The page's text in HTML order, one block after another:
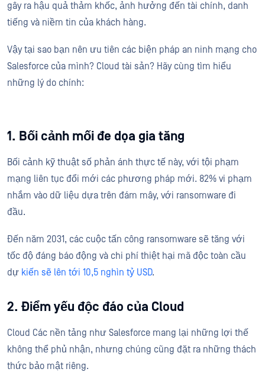
gây ra hậu quả thảm khốc, ảnh hưởng đến tài chính, danh
tiếng và niềm tin của khách hàng.
Vậy tại sao bạn nên ưu tiên các biện pháp an ninh mạng cho
Salesforce của mình? Cloud tài sản? Hãy cùng tìm hiểu
những lý do chính:
1. Bối cảnh mối đe dọa gia tăng
Bối cảnh kỹ thuật số phản ánh thực tế này, với tội phạm
mạng liên tục đổi mới các phương pháp mới. 82% vi phạm
nhắm vào dữ liệu dựa trên đám mây, với ransomware đi
đầu.
Đến năm 2031, các cuộc tấn công ransomware sẽ tăng với
tốc độ đáng báo động và chi phí thiệt hại mã độc toàn cầu
dự kiến sẽ lên tới 10,5 nghìn tỷ USD.
2. Điểm yếu độc đáo của Cloud
Cloud Các nền tảng như Salesforce mang lại những lợi thế
không thể phủ nhận, nhưng chúng cũng đặt ra những thách
thức bảo mật riêng.